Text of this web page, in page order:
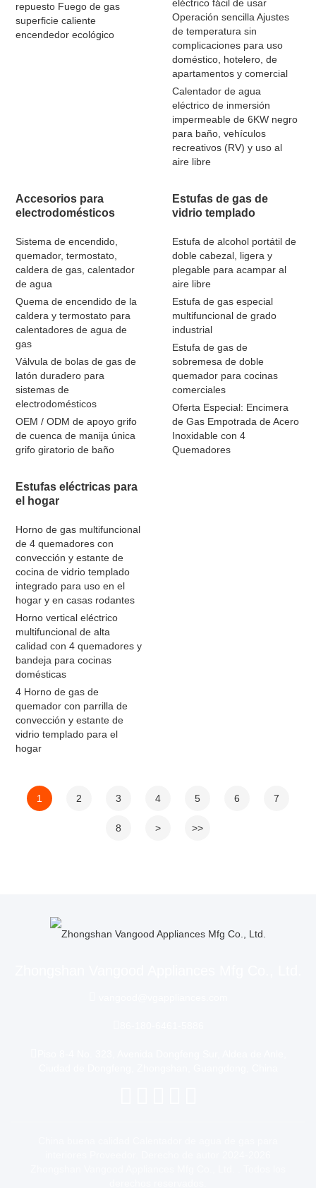
repuesto Fuego de gas
superficie caliente
encendedor ecológico
eléctrico fácil de usar
Operación sencilla Ajustes
de temperatura sin
complicaciones para uso
doméstico, hotelero, de
apartamentos y comercial
Calentador de agua
eléctrico de inmersión
impermeable de 6KW negro
para baño, vehículos
recreativos (RV) y uso al
aire libre
Accesorios para
electrodomésticos
Sistema de encendido,
quemador, termostato,
caldera de gas, calentador
de agua
Quema de encendido de la
caldera y termostato para
calentadores de agua de
gas
Válvula de bolas de gas de
latón duradero para
sistemas de
electrodomésticos
OEM / ODM de apoyo grifo
de cuenca de manija única
grifo giratorio de baño
Estufas de gas de
vidrio templado
Estufa de alcohol portátil de
doble cabezal, ligera y
plegable para acampar al
aire libre
Estufa de gas especial
multifuncional de grado
industrial
Estufa de gas de
sobremesa de doble
quemador para cocinas
comerciales
Oferta Especial: Encimera
de Gas Empotrada de Acero
Inoxidable con 4
Quemadores
Estufas eléctricas para
el hogar
Horno de gas multifuncional
de 4 quemadores con
convección y estante de
cocina de vidrio templado
integrado para uso en el
hogar y en casas rodantes
Horno vertical eléctrico
multifuncional de alta
calidad con 4 quemadores y
bandeja para cocinas
domésticas
4 Horno de gas de
quemador con parrilla de
convección y estante de
vidrio templado para el
hogar
1 2 3 4 5 6 7
8 > >>